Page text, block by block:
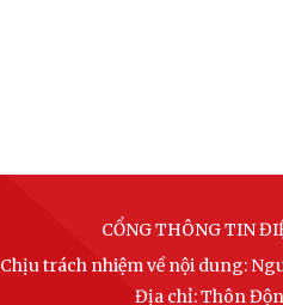
CỔNG THÔNG TIN
Chịu trách nhiệm về nội dung:
Địa chỉ: Thôn